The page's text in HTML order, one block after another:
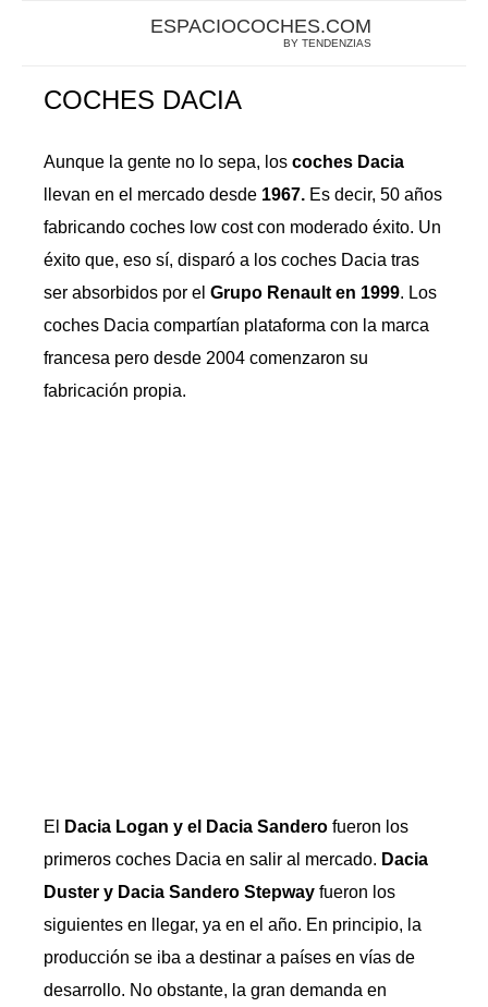
ESPACIOCOCHES.COM
BY TENDENZIAS
COCHES DACIA
Aunque la gente no lo sepa, los coches Dacia
llevan en el mercado desde 1967. Es decir, 50 años
fabricando coches low cost con moderado éxito. Un
éxito que, eso sí, disparó a los coches Dacia tras
ser absorbidos por el Grupo Renault en 1999. Los
coches Dacia compartían plataforma con la marca
francesa pero desde 2004 comenzaron su
fabricación propia.
El Dacia Logan y el Dacia Sandero fueron los
primeros coches Dacia en salir al mercado. Dacia
Duster y Dacia Sandero Stepway fueron los
siguientes en llegar, ya en el año. En principio, la
producción se iba a destinar a países en vías de
desarrollo. No obstante, la gran demanda en